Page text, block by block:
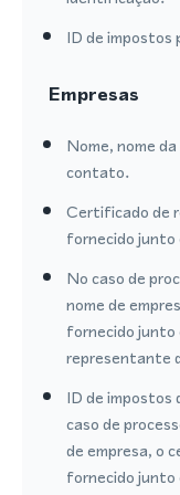
ID de impostos
Empresas
Nome, nome
contato.
Certificado de
fornecido junto
No caso de
nome de
fornecido junto
representante
ID de impostos
caso de
de empresa, o
fornecido junto